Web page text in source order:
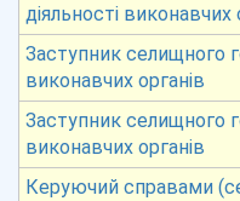
діяльності виконавчих
Заступник селищного
виконавчих органів
Заступник селищного
виконавчих органів
Керуючий справами